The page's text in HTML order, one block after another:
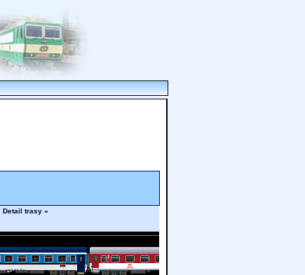
Detail trasy »